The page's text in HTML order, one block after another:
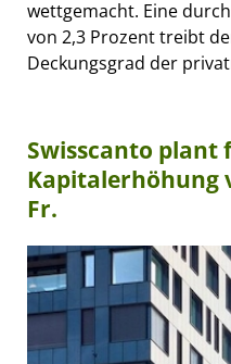
wettgemacht. Eine
von 2,3 Prozent treibt
Deckungsgrad der
Swisscanto plant
Kapitalerhöhung
Fr.